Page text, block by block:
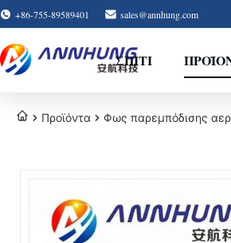
+86-755-89589401 sales@annhung.com
ΣΠΊΤΙ
Προϊόντα Φως παρεμπόδισης